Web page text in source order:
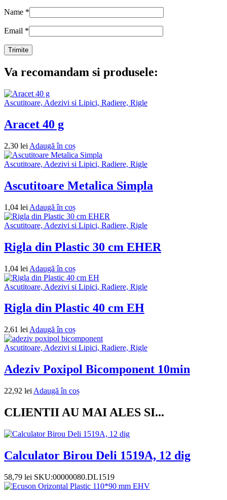
Name *
Email *
Va recomandam si produsele:
Ascutitoare, Adezivi si Lipici, Radiere, Rigle
Aracet 40 g
2,30 lei Adaugă în coș
Ascutitoare, Adezivi si Lipici, Radiere, Rigle
Ascutitoare Metalica Simpla
1,04 lei Adaugă în coș
Ascutitoare, Adezivi si Lipici, Radiere, Rigle
Rigla din Plastic 30 cm EHER
1,04 lei Adaugă în coș
Ascutitoare, Adezivi si Lipici, Radiere, Rigle
Rigla din Plastic 40 cm EH
2,61 lei Adaugă în coș
Ascutitoare, Adezivi si Lipici, Radiere, Rigle
Adeziv Poxipol Bicomponent 10min
22,92 lei Adaugă în coș
CLIENTII AU MAI ALES SI...
Calculator Birou Deli 1519A, 12 dig
58,79 lei SKU:00000080.DL1519